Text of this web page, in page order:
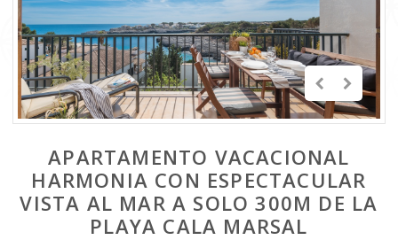
APARTAMENTO VACACIONAL
HARMONIA CON ESPECTACULAR
VISTA AL MAR A SOLO 300M DE LA
PLAYA CALA MARSAL